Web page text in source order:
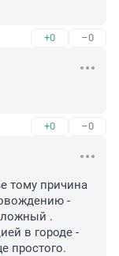
+0 –0
+0 –0
тому причина
-
.
в городе -
простого.